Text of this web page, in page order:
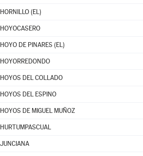
HORNILLO (EL)
HOYOCASERO
HOYO DE PINARES (EL)
HOYORREDONDO
HOYOS DEL COLLADO
HOYOS DEL ESPINO
HOYOS DE MIGUEL MUÑOZ
HURTUMPASCUAL
JUNCIANA